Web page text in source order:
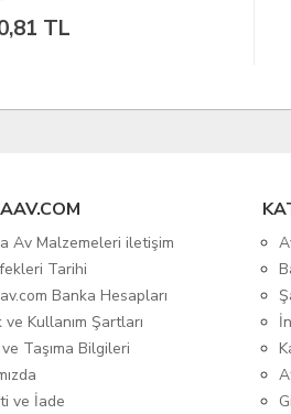
Av Malzemeleri iletişim
Tarihi
Banka Hesapları
ve Kullanım Şartları
Taşıma Bilgileri
ve İade